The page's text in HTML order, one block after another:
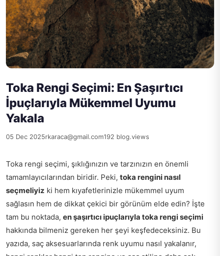
Toka Rengi Seçimi: En Şaşırtıcı
İpuçlarıyla Mükemmel Uyumu
Yakala
05 Dec 2025rkaraca@gmail.com192 blog.views
Toka rengi seçimi, şıklığınızın ve tarzınızın en önemli
tamamlayıcılarından biridir. Peki, toka rengini nasıl
seçmeliyiz ki hem kıyafetlerinizle mükemmel uyum
sağlasın hem de dikkat çekici bir görünüm elde edin? İşte
tam bu noktada, en şaşırtıcı ipuçlarıyla toka rengi seçimi
hakkında bilmeniz gereken her şeyi keşfedeceksiniz. Bu
yazıda, saç aksesuarlarında renk uyumu nasıl yakalanır,